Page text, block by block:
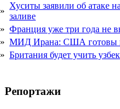
»
Хуситы заявили об атаке
заливе
» Франция уже три года не
» МИД Ирана: США готовы
» Британия будет учить
Репортажи